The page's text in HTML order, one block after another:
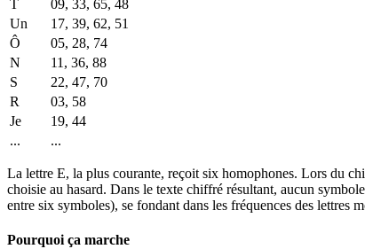
T
09, 33, 65, 48
Un
17, 39, 62, 51
Ô
05, 28, 74
N
11, 36, 88
S
22, 47, 70
R
03, 58
Je
19, 44
...
...
La lettre E, la plus courante, reçoit six homophones. Lors du
choisie au hasard. Dans le texte chiffré résultant, aucun
entre six symboles), se fondant dans les fréquences des lettres
Pourquoi ça marche